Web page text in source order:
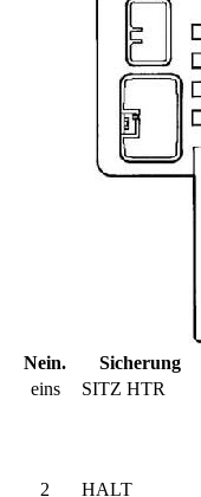
Nein. Sicherung
eins
SITZ HTR
2 HALT